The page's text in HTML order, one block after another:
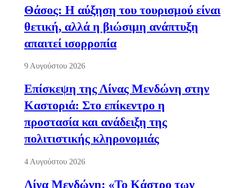
Θάσος: Η αύξηση του τουρισμού είναι
θετική, αλλά η βιώσιμη ανάπτυξη
απαιτεί ισορροπία
9 Αυγούστου 2026
Επίσκεψη της Λίνας Μενδώνη στην
Καστοριά: Στο επίκεντρο η
προστασία και ανάδειξη της
πολιτιστικής κληρονομιάς
4 Αυγούστου 2026
Λίνα Μενδώνη: «Το Κάστρο των